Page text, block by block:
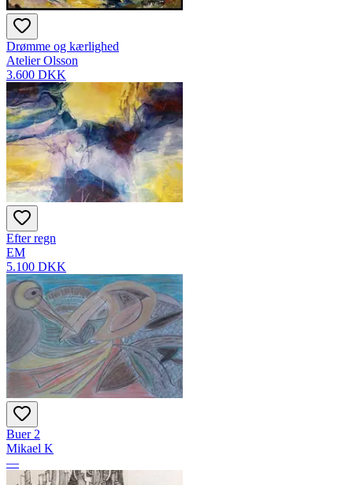
Drømme og kærlighed
Atelier Olsson
3.600 DKK
Efter regn
EM
5.100 DKK
Buer 2
Mikael K
—